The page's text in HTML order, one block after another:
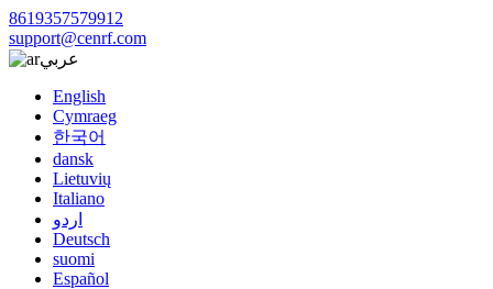
8619357579912
support@cenrf.com
عربي
English
Cymraeg
한국어
dansk
Lietuvių
Italiano
اردو
Deutsch
suomi
Español